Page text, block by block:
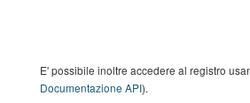
E' possibile inoltre accedere al registro
Documentazione API).